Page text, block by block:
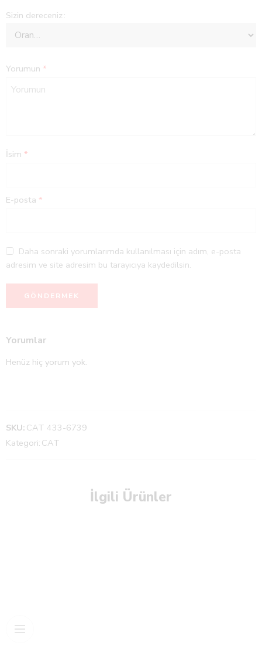
Sizin dereceniz
Yorumun *
İsim *
E-posta *
Daha sonraki yorumlarımda kullanılması için adım, e-posta
adresim ve site adresim bu tarayıcıya kaydedilsin.
Yorumlar
Henüz hiç yorum yok.
SKU: CAT 433-6739
Kategori: CAT
İlgili Ürünler